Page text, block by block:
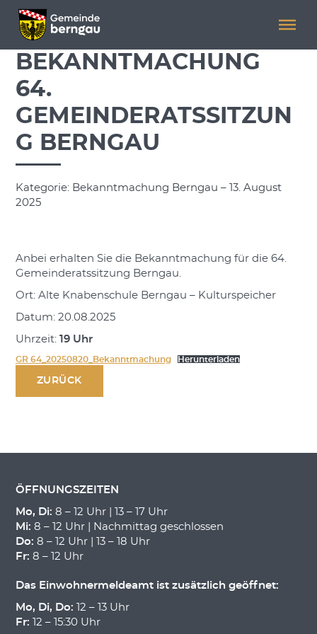
Menü überspringen
Menü überspringen
BEKANNTMACHUNG
64.
GEMEINDERATSSITZUN
G BERNGAU
Kategorie: Bekanntmachung Berngau – 13. August
2025
Anbei erhalten Sie die Bekanntmachung für die 64.
Gemeinderatssitzung Berngau.
Ort: Alte Knabenschule Berngau – Kulturspeicher
Datum: 20.08.2025
Uhrzeit: 19 Uhr
GR 64_20250820_Bekanntmachung Herunterladen
ZURÜCK
ÖFFNUNGSZEITEN
Mo, Di: 8 – 12 Uhr | 13 – 17 Uhr
Mi: 8 – 12 Uhr | Nachmittag geschlossen
Do: 8 – 12 Uhr | 13 – 18 Uhr
Fr: 8 – 12 Uhr
Das Einwohnermeldeamt ist zusätzlich geöffnet:
Mo, Di, Do: 12 – 13 Uhr
Fr: 12 – 15:30 Uhr